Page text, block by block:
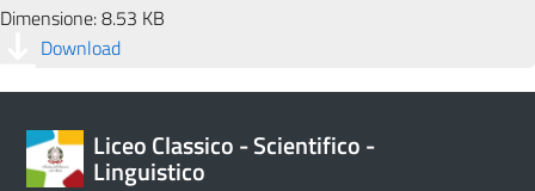
Dimensione: 8.53 KB
Download
Liceo Classico - Scientifico -
Linguistico